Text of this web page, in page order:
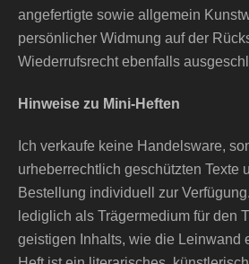
angefertigte sowie allgemein
persönlicher Widmung auf der
Wiederrufsrecht ebenfalls
Hinweise zu Mini-Heften
Ich verkaufe keine Handelsware,
urheberrechtlich geschützten Texte
Bestellung individuell zur
lediglich als Trägermedium für den
geistigen Inhalts, wie die Leinwand